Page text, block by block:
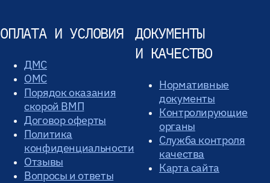
ОПЛАТА И УСЛОВИЯ
ДМС
ОМС
Порядок оказания
скорой ВМП
Договор оферты
Политика
конфиденциальности
Отзывы
Вопросы и ответы
ДОКУМЕНТЫ
И КАЧЕСТВО
Нормативные
документы
Контролирующие
органы
Служба контроля
качества
Карта сайта